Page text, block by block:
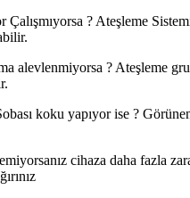
Çalışmıyorsa ? Ateşleme
alevlenmiyorsa ? Ateşleme
koku yapıyor ise ?
cihaza daha fazla